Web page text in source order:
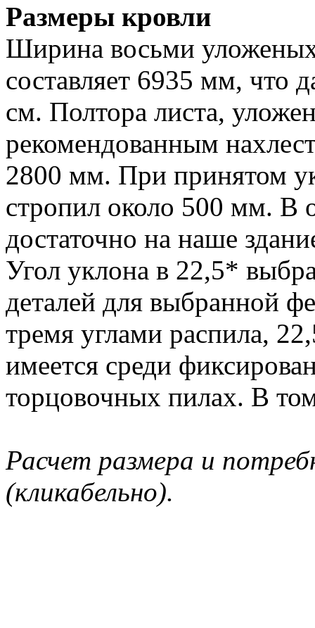
Размеры кровли
Ширина восьми
составляет 6935 мм, что
см. Полтора листа,
рекомендованным
2800 мм. При принятом
стропил около 500 мм. В
достаточно на наше
Угол уклона в 22,5*
деталей для выбранной
тремя углами распила,
имеется среди
торцовочных пилах. В
Расчет размера и
(кликабельно).